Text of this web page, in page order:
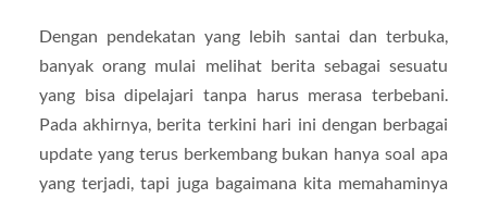
Dengan pendekatan yang lebih santai dan terbuka,
banyak orang mulai melihat berita sebagai sesuatu
yang bisa dipelajari tanpa harus merasa terbebani.
Pada akhirnya, berita terkini hari ini dengan berbagai
update yang terus berkembang bukan hanya soal apa
yang terjadi, tapi juga bagaimana kita memahaminya